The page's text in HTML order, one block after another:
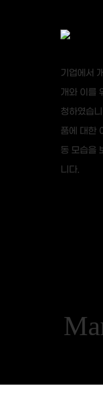
기업에서
개와 이를
청하였습
품에 대한
동 모습을
니다.